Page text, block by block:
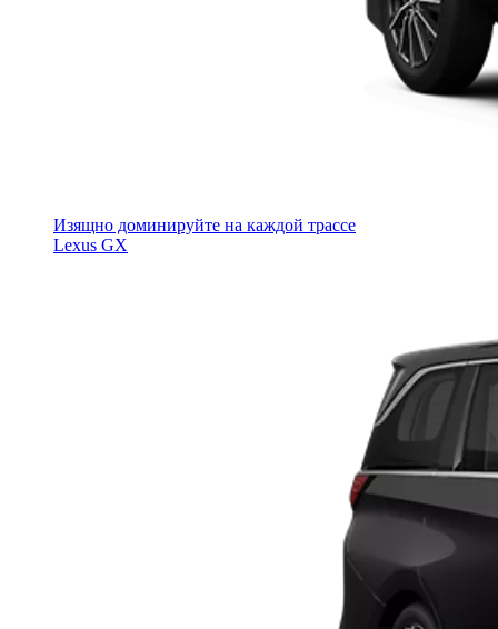
Изящно доминируйте на каждой трассе
Lexus GX